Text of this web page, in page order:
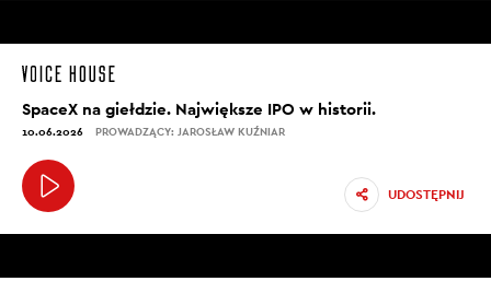
SpaceX na giełdzie. Największe IPO w historii.
10.06.2026 PROWADZĄCY: JAROSŁAW KUŹNIAR
UDOSTĘPNIJ